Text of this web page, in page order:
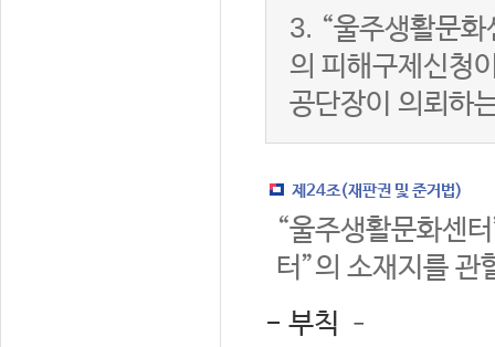
3. “울주생활문
의 피해구제신청
공단장이 의뢰하
제24조(재판권 및 준거법)
“울주생활문화센
터”의 소재지를 관
- 부칙 –